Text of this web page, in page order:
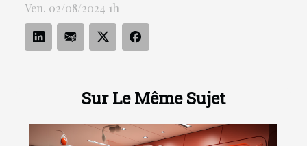
Sur Le Même Sujet
Ven. 02/08/2024 1h